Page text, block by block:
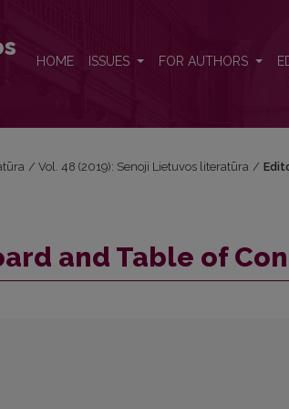
HOME ISSUES FOR AUTHORS
/ Vol. 48 (2019): Senoji Lietuvos literatūra /
and Table of